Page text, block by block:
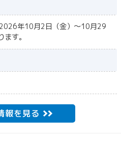
年10月2日（金）～10月29
す。
報を見る